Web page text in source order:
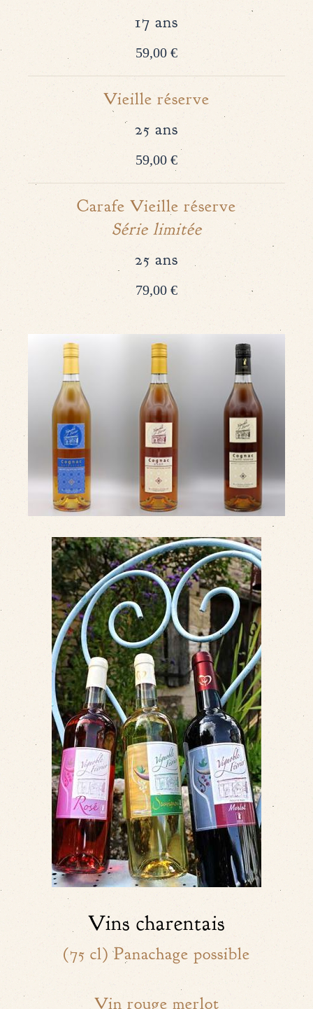
17 ans
59,00 €
Vieille réserve
25 ans
59,00 €
Carafe Vieille réserve
Série limitée
25 ans
79,00 €
Vins charentais
(75 cl) Panachage possible
Vin rouge merlot